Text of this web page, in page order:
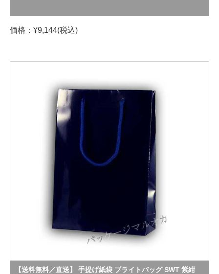
価格：¥9,144(税込)
【送料無料／直送】 手提げ紙袋 ブライトバッグ SWT 紫紺